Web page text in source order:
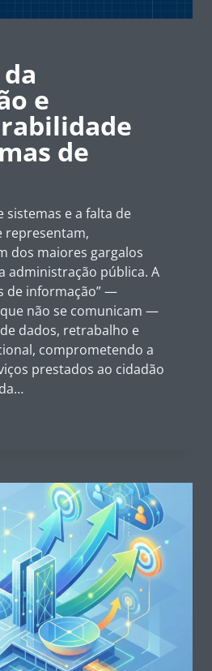
e
de
sistemas e a falta de
representam,
dos maiores gargalos
administração pública. A
de informação” —
não se comunicam —
dados, retrabalho e
comprometendo a
prestados ao cidadão